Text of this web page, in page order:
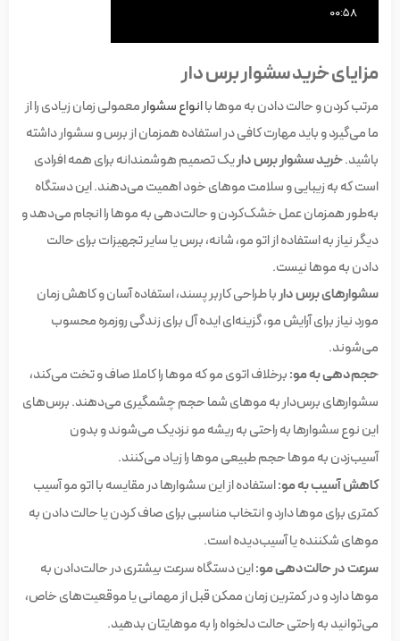
مزایای خرید سشوار برس‌ دار
مرتب کردن و حالت دادن به موها باانواع سشوارمعمولی زمان زیادی را از
ما می‌گیرد و باید مهارت کافی در استفاده همزمان از برس و سشوار داشته
باشید.خرید سشوار برس داریک تصمیم هوشمندانه برای همه افرادی
است که به زیبایی و سلامت موهای خود اهمیت می‌دهند. این دستگاه
به‌طور همزمان عمل خشک‌کردن و حالت‌دهی به موها را انجام می‌دهد و
دیگر نیاز به استفاده از اتو مو، شانه، برس یا سایر تجهیزات برای حالت
دادن به موها نیست.
سشوارهای برس داربا طراحی کاربر پسند، استفاده آسان و کاهش زمان
مورد نیاز برای آرایش مو، گزینه‌ای ایده آل برای زندگی روزمره محسوب
می‌شوند.
حجم‌دهی به مو:برخلاف اتوی مو که موها را کاملا صاف و تخت می‌کند،
سشوارهای برس‌دار به موهای شما حجم چشمگیری می‌دهند. برس‌های
این نوع سشوارها به راحتی به ریشه مو نزدیک می‌شوند و بدون
آسیب‌زدن به موها حجم طبیعی موها را زیاد می‌کنند.
کاهش آسیب به مو:استفاده از این سشوارها در مقایسه با اتو مو آسیب
کمتری برای موها دارد و انتخاب مناسبی برای صاف کردن یا حالت دادن به
موهای شکننده یا آسیب‌دیده است.
سرعت در حالت‌دهی مو:این دستگاه سرعت بیشتری در حالت‌دادن به
موها دارد و در کمترین زمان ممکن قبل از مهمانی یا موقعیت‌های خاص،
می‌توانید به راحتی حالت دلخواه را به موهایتان بدهید.